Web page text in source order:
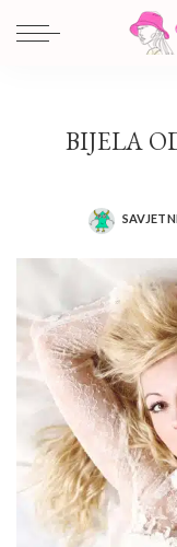
BIJELA
POSTED